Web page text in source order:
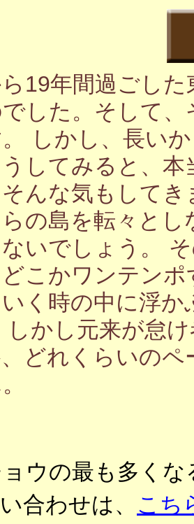
19年間過ごし
した。そして
しかし、長い
してみると、
んな気もして
の島を転々と
いでしょう。
どこかワンテン
く時の中に浮
しかし元来が怠
どれくらいの
ウの最も多く
合わせは、 こち